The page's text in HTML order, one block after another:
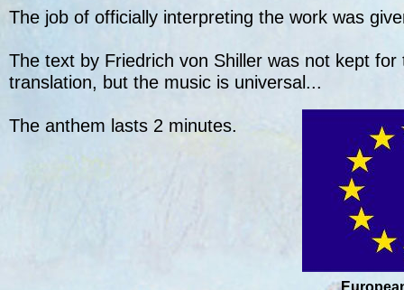
The job of officially interpreting the work was
The text by Friedrich von Shiller was not kept
translation, but the music is universal...
The anthem lasts 2 minutes.